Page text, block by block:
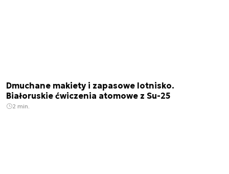
Dmuchane makiety i zapasowe lotnisko.
Białoruskie ćwiczenia atomowe z Su-25
2 min.